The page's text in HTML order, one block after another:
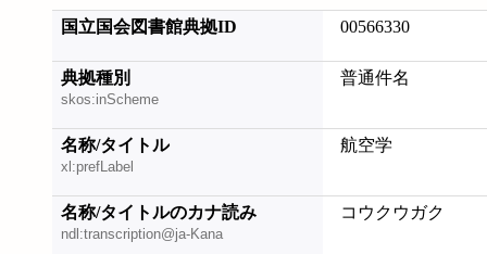
国立国会図書館典拠ID 00566330
典拠種別
skos:inScheme
普通件名
名称/タイトル
xl:prefLabel
航空学
名称/タイトルのカナ読み
ndl:transcription@ja-Kana
コウクウガク